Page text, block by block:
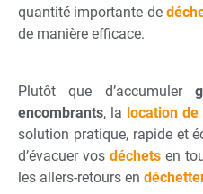
quantité importante de
de manière efficace.
Plutôt que d’accumuler
encombrants, la location de
solution pratique, rapide et
d’évacuer vos déchets en
les allers-retours en